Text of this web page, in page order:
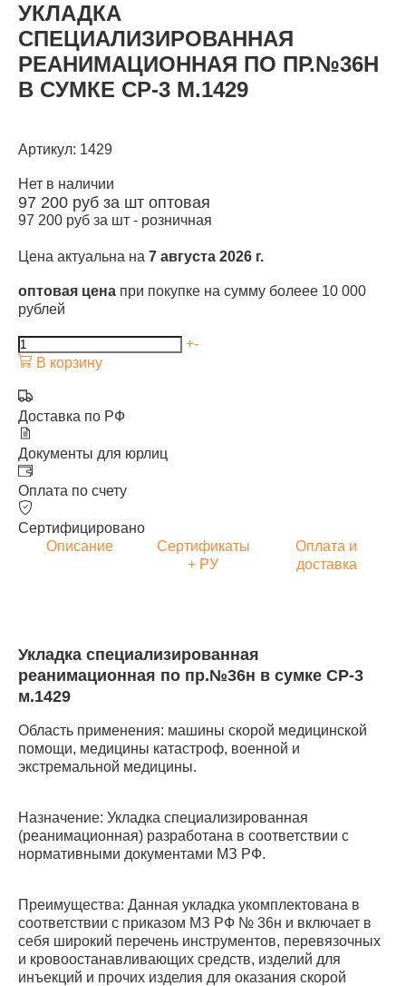
УКЛАДКА
СПЕЦИАЛИЗИРОВАННАЯ
РЕАНИМАЦИОННАЯ ПО ПР.№36Н
В СУМКЕ СР-3 М.1429
Артикул: 1429
Нет в наличии
97 200 руб за шт оптовая
97 200 руб за шт - розничная
Цена актуальна на 7 августа 2026 г.
оптовая цена при покупке на сумму болеее 10 000
рублей
+-
В корзину
Доставка по РФ
Документы для юрлиц
Оплата по счету
Сертифицировано
Описание
Сертификаты
+ РУ
Оплата и
доставка
Укладка специализированная
реанимационная по пр.№36н в сумке СР-3
м.1429
Область применения: машины скорой медицинской
помощи, медицины катастроф, военной и
экстремальной медицины.
Назначение: Укладка специализированная
(реанимационная) разработана в соответствии с
нормативными документами МЗ РФ.
Преимущества: Данная укладка укомплектована в
соответствии с приказом МЗ РФ № 36н и включает в
себя широкий перечень инструментов, перевязочных
и кровоостанавливающих средств, изделий для
инъекций и прочих изделия для оказания скорой